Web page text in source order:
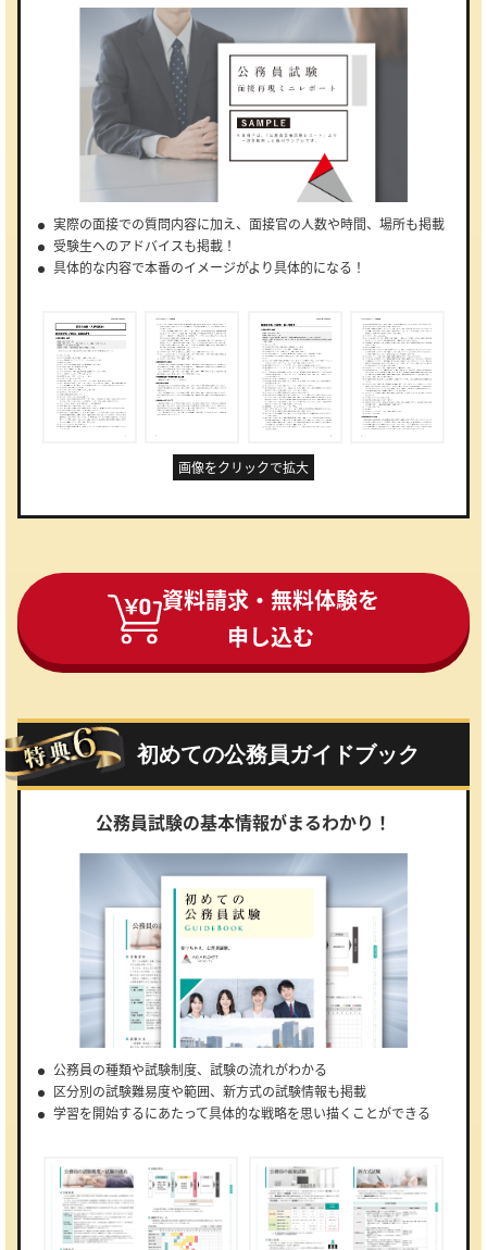
実際の面接での質問内容に加え、面接官の人数や時間、場所も掲載
受験生へのアドバイスも掲載！
具体的な内容で本番のイメージがより具体的になる！
画像をクリックで拡大
資料請求・無料体験を
申し込む
初めての公務員ガイドブック
公務員試験の基本情報がまるわかり！
公務員の種類や試験制度、試験の流れがわかる
区分別の試験難易度や範囲、新方式の試験情報も掲載
学習を開始するにあたって具体的な戦略を思い描くことができる